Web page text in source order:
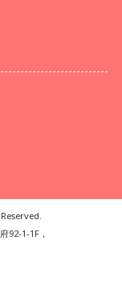
92-1-1F，